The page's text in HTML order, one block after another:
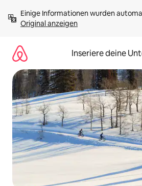
Inhalten
springenOriginal anzeigen
Inseriere deine